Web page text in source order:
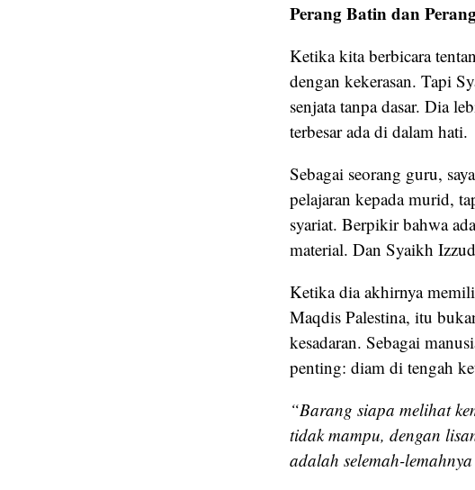
Perang Batin dan
Ketika kita berbicara
dengan kekerasan. Tapi
senjata tanpa dasar. Dia
terbesar ada di dalam hati.
Sebagai seorang guru,
pelajaran kepada murid,
syariat. Berpikir bahwa
material. Dan Syaikh
Ketika dia akhirnya
Maqdis Palestina, itu
kesadaran. Sebagai
penting: diam di tengah
“Barang siapa melihat
tidak mampu, dengan
adalah selemah-